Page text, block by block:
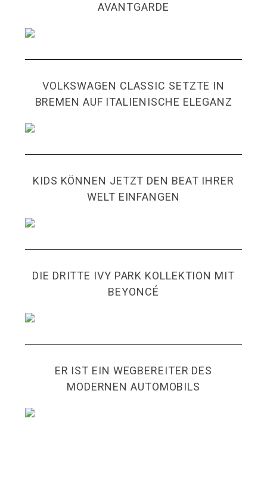
AVANTGARDE
VOLKSWAGEN CLASSIC SETZTE IN
BREMEN AUF ITALIENISCHE ELEGANZ
KIDS KÖNNEN JETZT DEN BEAT IHRER
WELT EINFANGEN
DIE DRITTE IVY PARK KOLLEKTION MIT
BEYONCÉ
ER IST EIN WEGBEREITER DES
MODERNEN AUTOMOBILS